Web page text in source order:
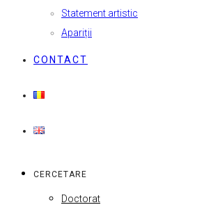
Statement artistic
Apariții
CONTACT
CERCETARE
Doctorat